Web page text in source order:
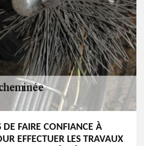
DE FAIRE CONFIANCE À
EFFECTUER LES TRAVAUX